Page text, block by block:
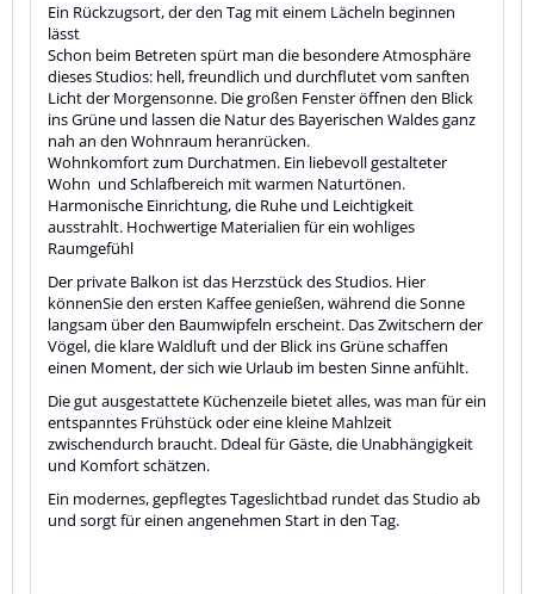
Ein Rückzugsort, der den Tag mit einem Lächeln beginnen
lässt
Schon beim Betreten spürt man die besondere Atmosphäre
dieses Studios: hell, freundlich und durchflutet vom sanften
Licht der Morgensonne. Die großen Fenster öffnen den Blick
ins Grüne und lassen die Natur des Bayerischen Waldes ganz
nah an den Wohnraum heranrücken.
Wohnkomfort zum Durchatmen. Ein liebevoll gestalteter
Wohn und Schlafbereich mit warmen Naturtönen.
Harmonische Einrichtung, die Ruhe und Leichtigkeit
ausstrahlt. Hochwertige Materialien für ein wohliges
Raumgefühl
Der private Balkon ist das Herzstück des Studios. Hier
könnenSie den ersten Kaffee genießen, während die Sonne
langsam über den Baumwipfeln erscheint. Das Zwitschern der
Vögel, die klare Waldluft und der Blick ins Grüne schaffen
einen Moment, der sich wie Urlaub im besten Sinne anfühlt.
Die gut ausgestattete Küchenzeile bietet alles, was man für ein
entspanntes Frühstück oder eine kleine Mahlzeit
zwischendurch braucht. Ddeal für Gäste, die Unabhängigkeit
und Komfort schätzen.
Ein modernes, gepflegtes Tageslichtbad rundet das Studio ab
und sorgt für einen angenehmen Start in den Tag.